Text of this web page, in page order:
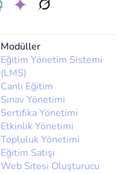
Modüller
Eğitim Yönetim Sistemi
(LMS)
Canlı Eğitim
Sınav Yönetimi
Sertifika Yönetimi
Etkinlik Yönetimi
Topluluk Yönetimi
Eğitim Satışı
Web Sitesi Oluşturucu